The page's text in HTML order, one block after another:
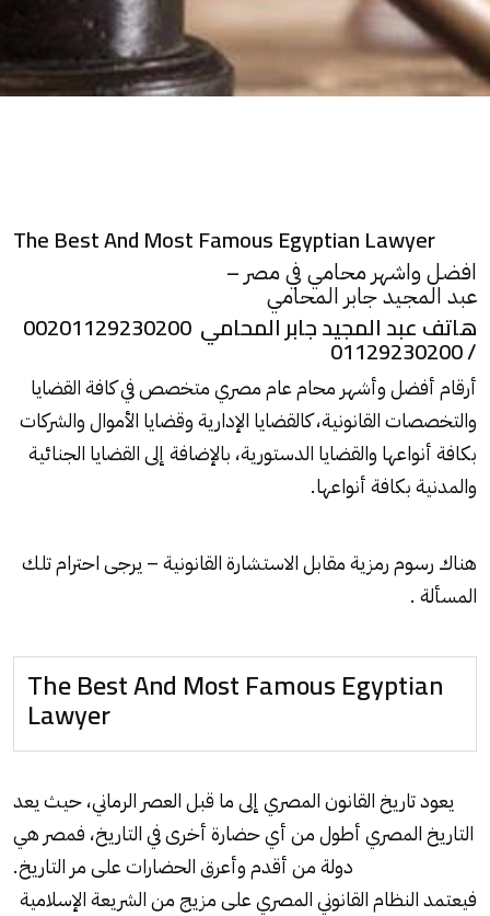
The Best And Most Famous Egyptian Lawyer
افضل واشهر محامي في مصر –
عبد المجيد جابر المحامي
هاتف عبد المجيد جابر المحامي 00201129230200
/ 01129230200
أرقام أفضل وأشهر محامعام مصري متخصص في كافة القضايا
والتخصصات القانونية، كالقضايا الإدارية وقضايا الأموال والشركات
بكافة أنواعها والقضايا الدستورية، بالإضافة إلى القضايا الجنائية
والمدنية بكافة أنواعها.
هناك رسوم رمزية مقابل الاستشارة القانونية – يرجى احترام تلك
المسألة .
The Best And Most Famous Egyptian
Lawyer
يعود تاريخ القانون المصري إلى ما قبل العصر الرماني، حيث يعد
التاريخ المصري أطول من أي حضارة أخرى في التاريخ، فمصر هي
دولة من أقدم وأعرق الحضارات على مر التاريخ.
فيعتمد النظام القانوني المصري على مزيج من الشريعة الإسلامية